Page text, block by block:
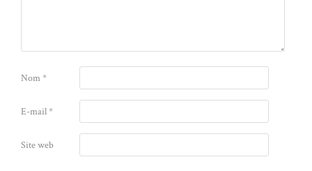
Nom*
E-mail*
Site web